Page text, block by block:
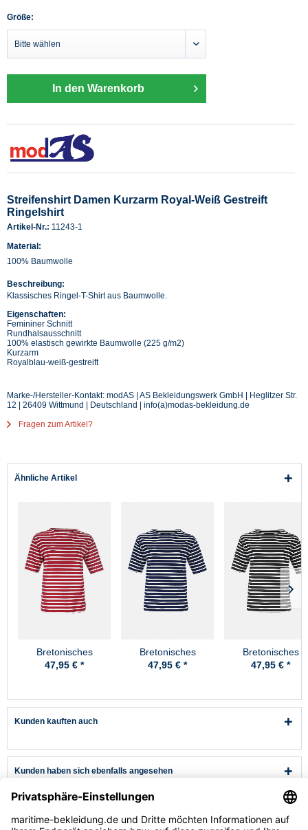
Größe:
In den Warenkorb
Streifenshirt Damen Kurzarm Royal-Weiß Gestreift
Ringelshirt
Artikel-Nr.: 11243-1
Material:
100% Baumwolle
Beschreibung:
Klassisches Ringel-T-Shirt aus Baumwolle.
Eigenschaften:
Femininer Schnitt
Rundhalsausschnitt
100% elastisch gewirkte Baumwolle (225 g/m2)
Kurzarm
Royalblau-weiß-gestreift
Marke-/Hersteller-Kontakt: modAS | AS Bekleidungswerk GmbH | Heglitzer Str.
12 | 26409 Wittmund | Deutschland | info(a)modas-bekleidung.de
Fragen zum Artikel?
Ähnliche Artikel
Bretonisches
Fischerhemd Damen
47,95 € *
Bretonisches
Fischerhemd Damen
47,95 € *
Bretonisches
Fischerhemd
47,95 € *
Kunden kauften auch
Kunden haben sich ebenfalls angesehen